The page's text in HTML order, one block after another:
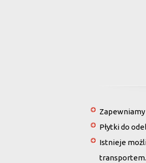
Płytki do
Istnieje